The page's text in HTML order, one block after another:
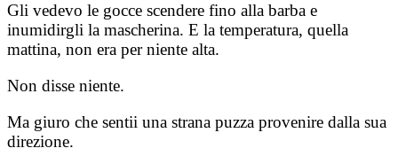
Gli vedevo le gocce scendere fino alla barba e
inumidirgli la mascherina. E la temperatura, quella
mattina, non era per niente alta.
Non disse niente.
Ma giuro che sentii una strana puzza provenire dalla sua
direzione.